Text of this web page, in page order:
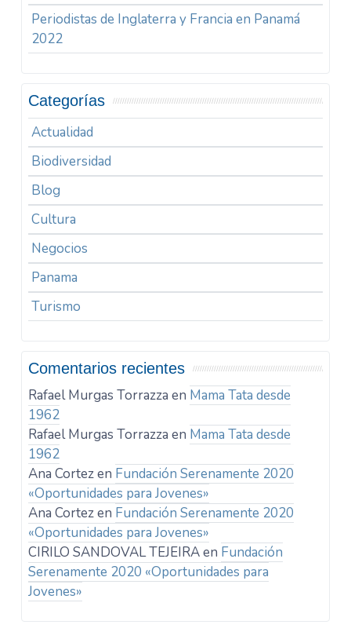
Periodistas de Inglaterra y Francia en Panamá
2022
Categorías
Actualidad
Biodiversidad
Blog
Cultura
Negocios
Panama
Turismo
Comentarios recientes
Rafael Murgas Torrazza en Mama Tata desde
1962
Rafael Murgas Torrazza en Mama Tata desde
1962
Ana Cortezen Fundación Serenamente 2020
«Oportunidades para Jovenes»
Ana Cortezen Fundación Serenamente 2020
«Oportunidades para Jovenes»
CIRILO SANDOVAL TEJEIRAen Fundación
Serenamente 2020 «Oportunidades para
Jovenes»